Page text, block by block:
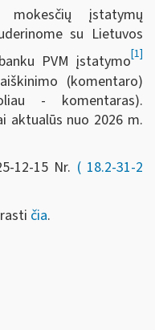
įstatymų
su Lietuvos
PVM įstatymo[1]
(komentaro)
- komentaras).
aktualūs nuo 2026 m.
12-15 Nr. (18.2-31-2
čia.